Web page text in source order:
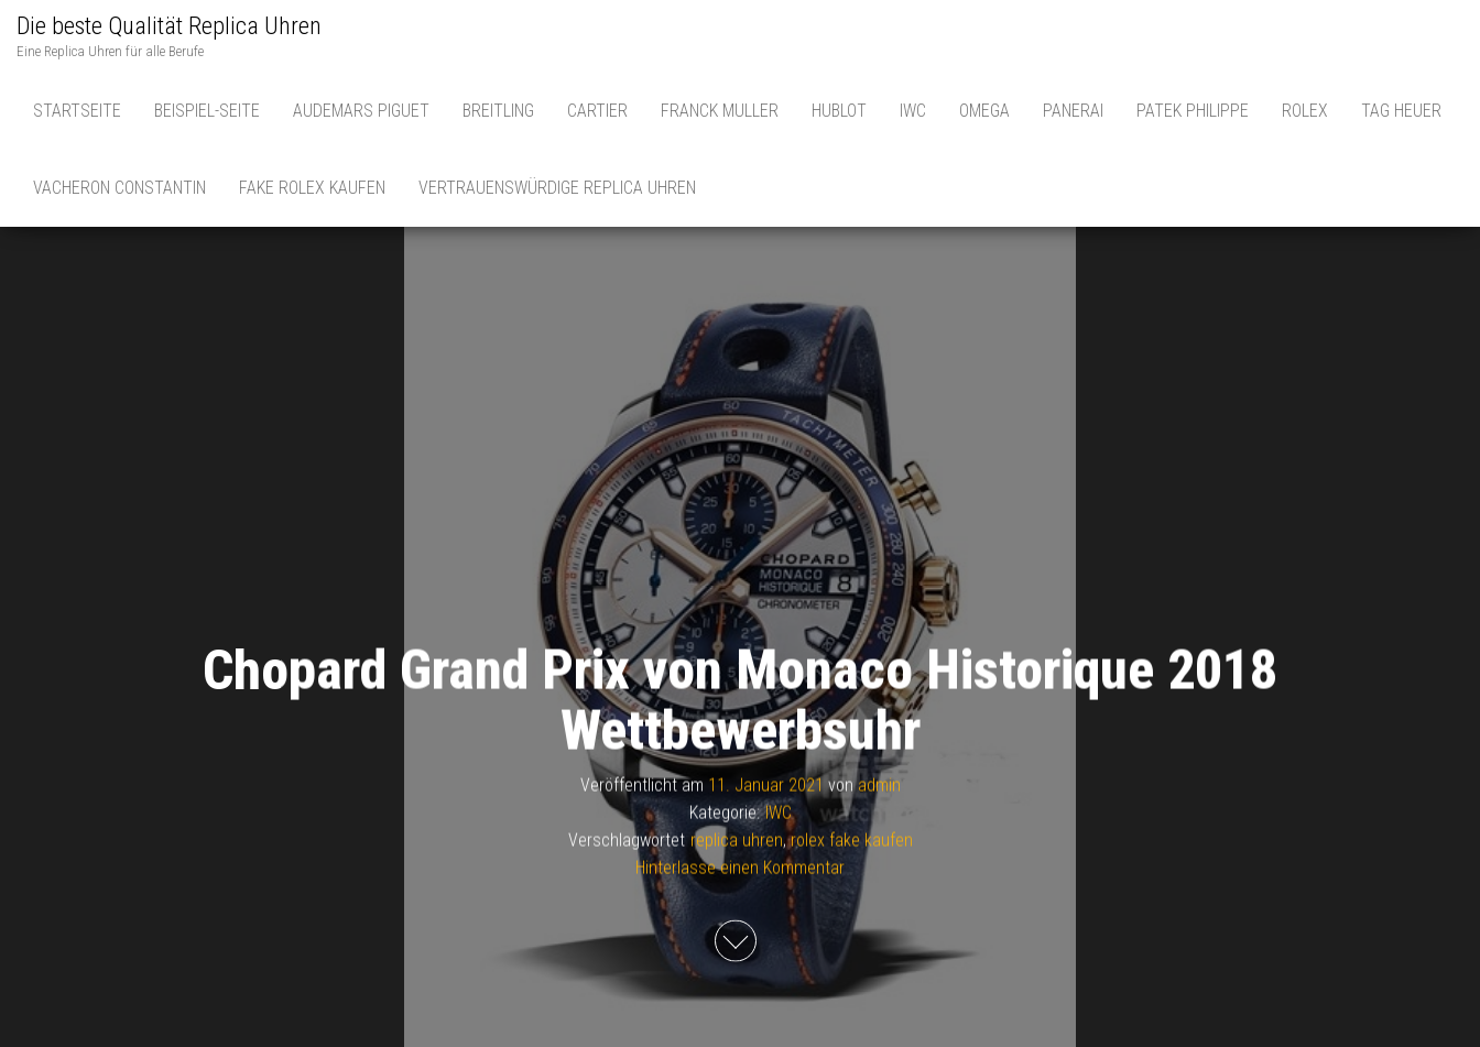
Die beste Qualität Replica Uhren
Eine Replica Uhren für alle Berufe
STARTSEITE BEISPIEL-SEITE AUDEMARS PIGUET BREITLING CARTIER FRANCK MULLER HUBLOT IWC OMEGA PANERAI PATEK PHILIPPE ROLEX TAG HEUER
VACHERON CONSTANTIN FAKE ROLEX KAUFEN VERTRAUENSWÜRDIGE REPLICA UHREN
Chopard Grand Prix von Monaco Historique 2018
Wettbewerbsuhr
Veröffentlicht am 11. Januar 2021 vonadmin
Kategorie: IWC
Verschlagwortet replica uhren,rolex fake kaufen
Hinterlasse einen Kommentar